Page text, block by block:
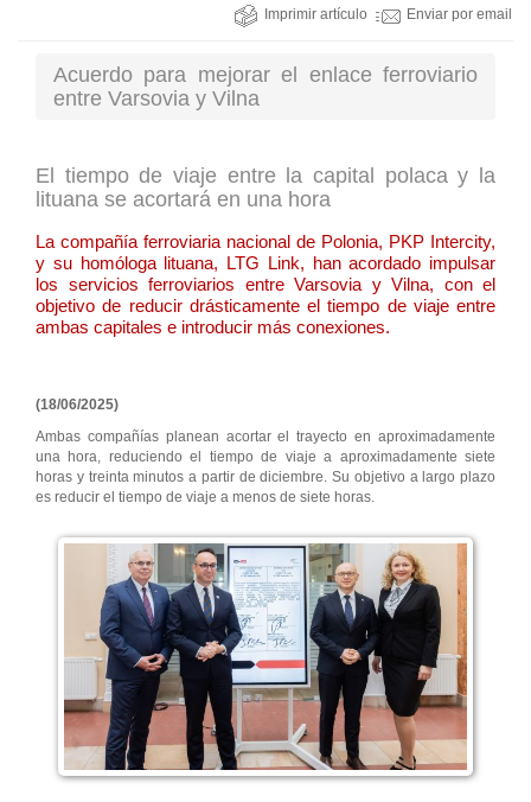
Imprimir artículo Enviar por email
Acuerdo para mejorar el enlace ferroviario
entre Varsovia y Vilna
El tiempo de viaje entre la capital polaca y la
lituana se acortará en una hora
La compañía ferroviaria nacional de Polonia, PKP Intercity,
y su homóloga lituana, LTG Link, han acordado impulsar
los servicios ferroviarios entre Varsovia y Vilna, con el
objetivo de reducir drásticamente el tiempo de viaje entre
ambas capitales e introducir más conexiones.
(18/06/2025)
Ambas compañías planean acortar el trayecto en aproximadamente
una hora, reduciendo el tiempo de viaje a aproximadamente siete
horas y treinta minutos a partir de diciembre. Su objetivo a largo plazo
es reducir el tiempo de viaje a menos de siete horas.